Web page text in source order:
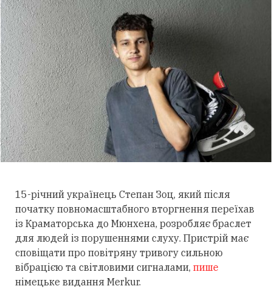
15-річний українець Степан Зоц, який після
початку повномасштабного вторгнення переїхав
із Краматорська до Мюнхена, розробляє браслет
для людей із порушеннями слуху. Пристрій має
сповіщати про повітряну тривогу сильною
вібрацією та світловими сигналами, пише
німецьке видання Merkur.